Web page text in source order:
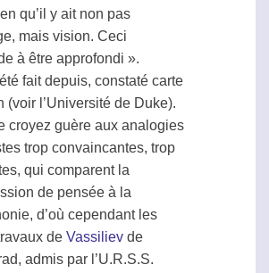
qu’il y ait non pas
mais vision. Ceci
à être approfondi ».
fait depuis, constaté carte
(voir l’Université de Duke).
croyez guère aux analogies
trop convaincantes, trop
qui comparent la
de pensée à la
d’où cependant les
de Vassiliev de
admis par l’U.R.S.S.